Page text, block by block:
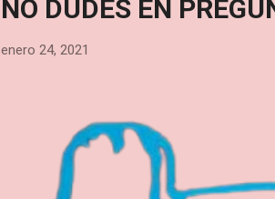
NO DUDES EN
enero 24, 2021